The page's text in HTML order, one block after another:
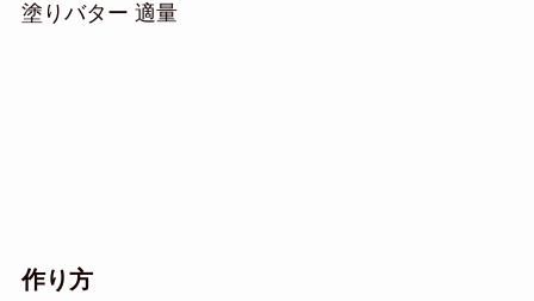
塗りバター 適量
作り方